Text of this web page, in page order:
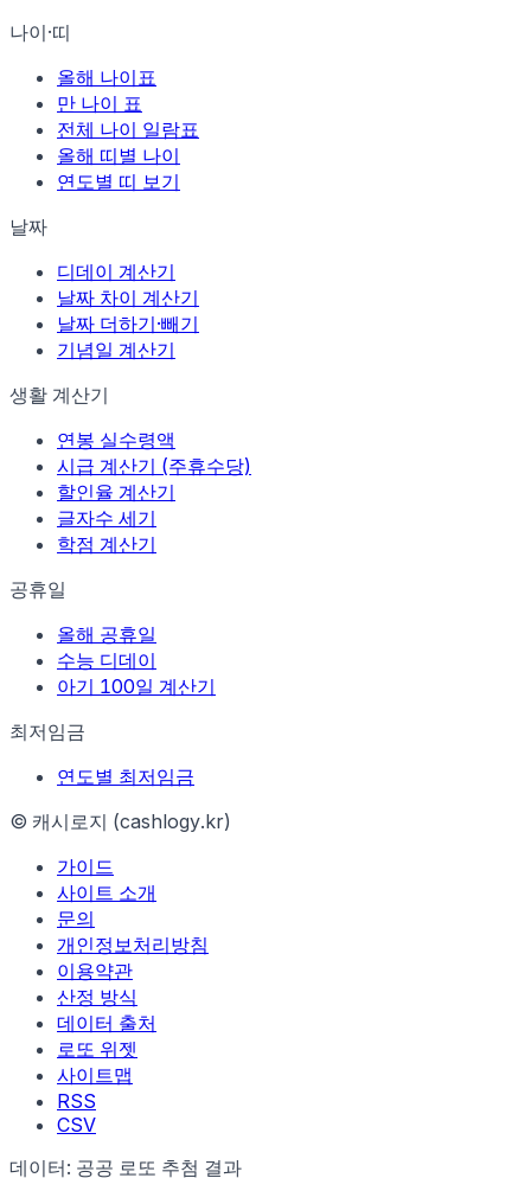
나이·띠
올해 나이표
만 나이 표
전체 나이 일람표
올해 띠별 나이
연도별 띠 보기
날짜
디데이 계산기
날짜 차이 계산기
날짜 더하기·빼기
기념일 계산기
생활 계산기
연봉 실수령액
시급 계산기 (주휴수당)
할인율 계산기
글자수 세기
학점 계산기
공휴일
올해 공휴일
수능 디데이
아기 100일 계산기
최저임금
연도별 최저임금
© 캐시로지 (cashlogy.kr)
가이드
사이트 소개
문의
개인정보처리방침
이용약관
산정 방식
데이터 출처
로또 위젯
사이트맵
RSS
CSV
데이터: 공공 로또 추첨 결과